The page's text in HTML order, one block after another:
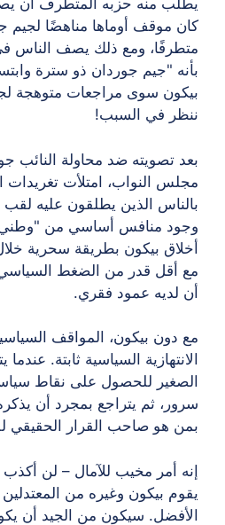
يطلب منه حزبه المتطرف أن
كان موقف أوماها مناهضًا لجيم
متطرفًا، ومع ذلك يصف الناس
بأنه "جيم جوردان ذو سترة
بيكون سوى مراجعات متوهجة
ننظر في السبب!
بعد تصويته ضد محاولة
مجلس النواب، امتلأت تغريدات
بالناس الذين يطلقون عليه
وجود منافس أساسي من "وطني
أخلاق بيكون بطريقة سحرية
مع أقل قدر من الضغط
أن لديه عمود فقري.
مع دون بيكون، المواقف
الانتهازية السياسية ثابتة.
الصغير للحصول على نقاط
بمن هو صاحب القرار الحقيقي
إنه أمر مخيب للآمال – لن
يقوم بيكون وغيره من المعتدلين
الأفضل. سيكون من الجيد أن